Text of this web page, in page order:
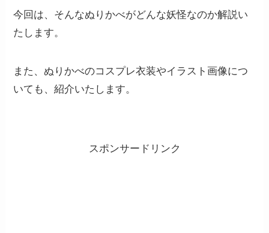
今回は、そんなぬりかべがどんな妖怪なのか解説い
たします。
また、ぬりかべのコスプレ衣装やイラスト画像につ
いても、紹介いたします。
スポンサードリンク